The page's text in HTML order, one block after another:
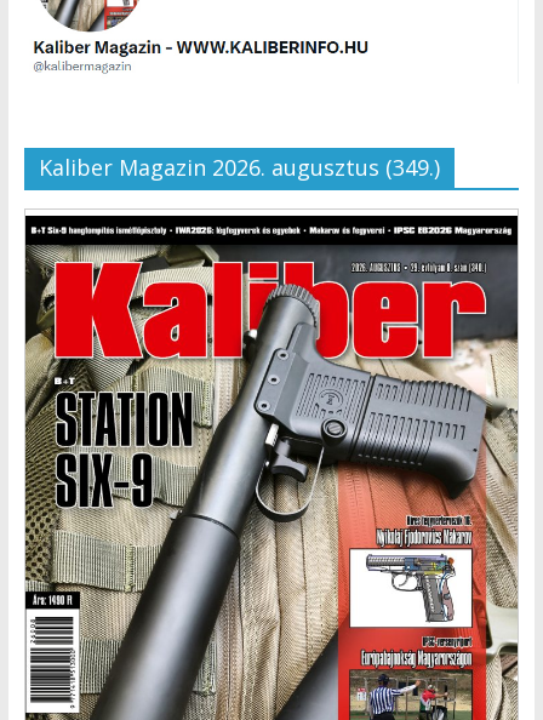
Kaliber Magazin 2026. augusztus (349.)